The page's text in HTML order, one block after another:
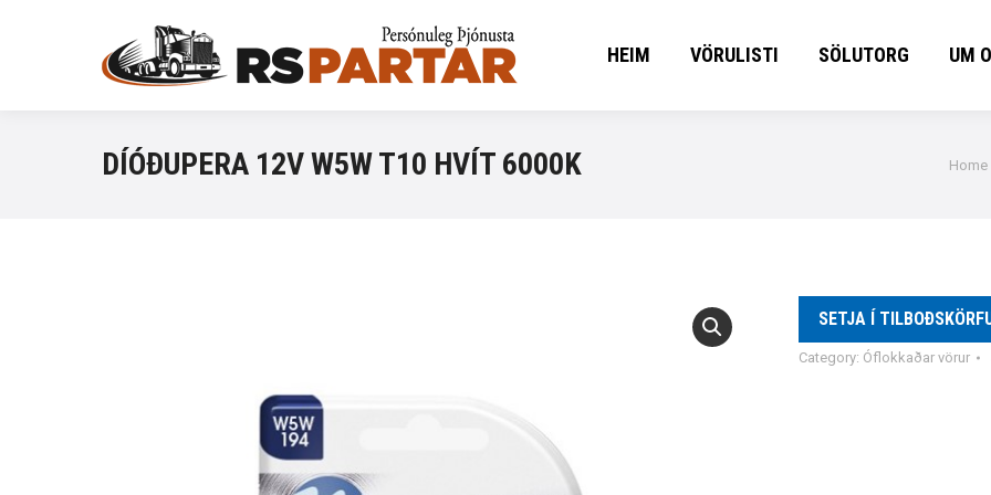
HEIM VÖRULISTI SÖLUTORG UM
DÍÓÐUPERA 12V W5W T10 HVÍT 6000K You
Home
SETJA Í
Category: Óflokkaðar vörur